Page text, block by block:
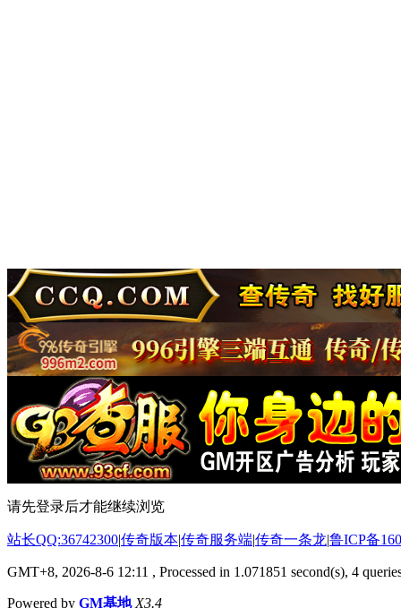
请先登录后才能继续浏览
站长QQ:36742300|传奇版本|传奇服务端|传奇一条龙|鲁ICP备
GMT+8, 2026-8-6 12:11 , Processed in 1.071851 second(s), 4
Powered by GM基地 X3.4